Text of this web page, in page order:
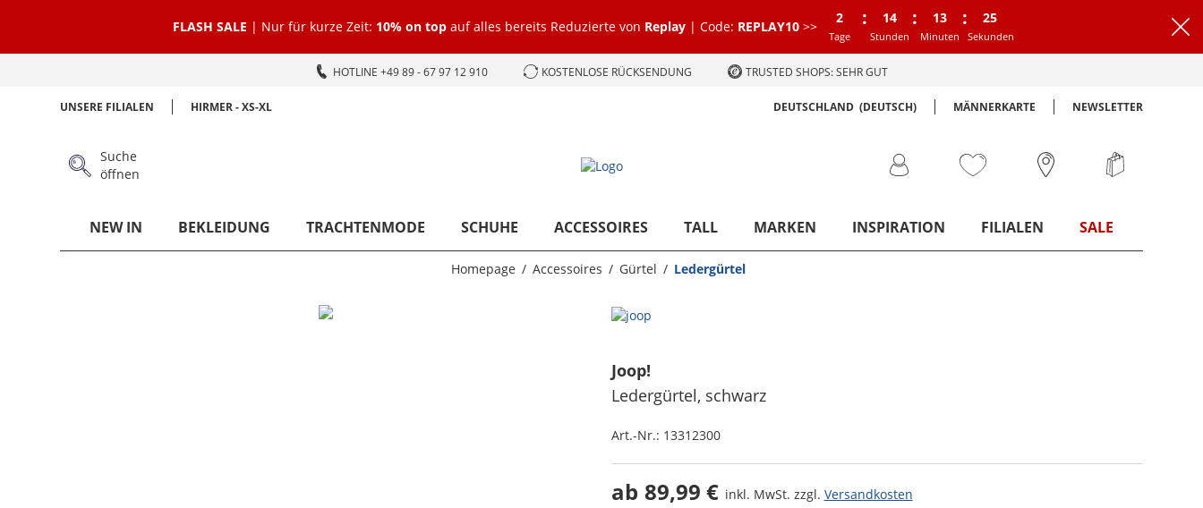
FLASH SALE | Nur für kurze Zeit: 10% on top auf alles bereits Reduzierte von Replay | Code: REPLAY10 >>
2
Tage
: 14
Stunden
: 13
Minuten
: 24
Sekunden
HOTLINE +49 89 - 67 97 12 910 KOSTENLOSE RÜCKSENDUNG TRUSTED SHOPS: SEHR GUT
UNSERE FILIALEN HIRMER - XS-XL DEUTSCHLAND (DEUTSCH) MÄNNERKARTE NEWSLETTER
Suche
öffnen
NEW IN BEKLEIDUNG TRACHTENMODE SCHUHE ACCESSOIRES TALL MARKEN INSPIRATION FILIALEN SALE
Homepage Accessoires Gürtel Ledergürtel
Joop!
Ledergürtel, schwarz
Art.-Nr.: 13312300
ab 89,99 € inkl. MwSt. zzgl. Versandkosten